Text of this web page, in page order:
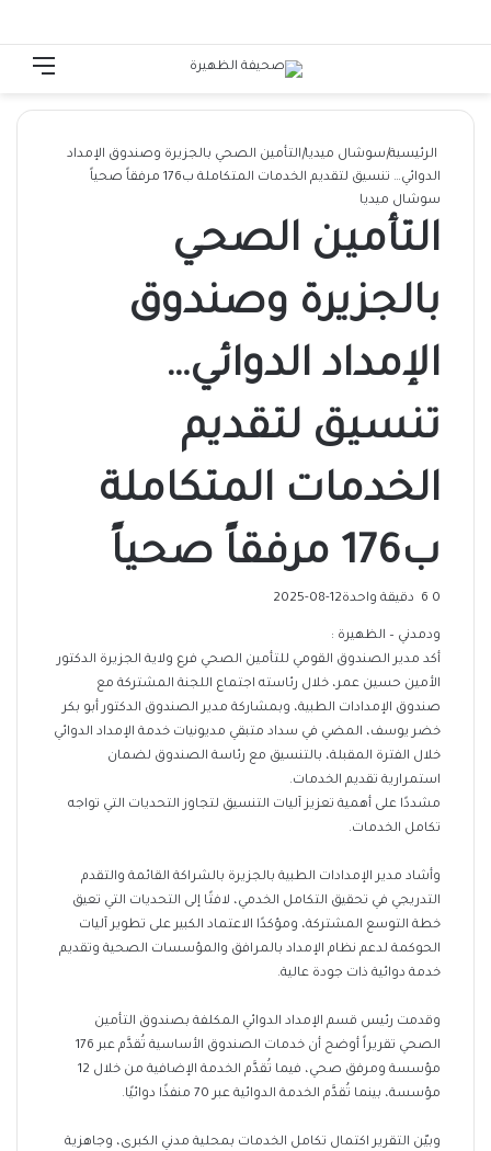
تسجيل الدخول
الرئيسية|سوشال ميديا|التأمين الصحي بالجزيرة وصندوق الإمداد
الدوائي… تنسيق لتقديم الخدمات المتكاملة ب176 مرفقاً صحياً
سوشال ميديا
التأمين الصحي
بالجزيرة وصندوق
الإمداد الدوائي…
تنسيق لتقديم
الخدمات المتكاملة
ب176 مرفقاً صحياً
2025-08-12 0 دقيقة واحدة
ودمدني – الظهيرة :
أكد مدير الصندوق القومي للتأمين الصحي فرع ولاية الجزيرة الدكتور
الأمين حسين عمر، خلال رئاسته اجتماع اللجنة المشتركة مع
صندوق الإمدادات الطبية، وبمشاركة مدير الصندوق الدكتور أبو بكر
خضر يوسف، المضي في سداد متبقي مديونيات خدمة الإمداد الدوائي
خلال الفترة المقبلة، بالتنسيق مع رئاسة الصندوق لضمان
استمرارية تقديم الخدمات.
مشددًا على أهمية تعزيز آليات التنسيق لتجاوز التحديات التي تواجه
تكامل الخدمات.
وأشاد مدير الإمدادات الطبية بالجزيرة بالشراكة القائمة والتقدم
التدريجي في تحقيق التكامل الخدمي، لافتًا إلى التحديات التي تعيق
خطة التوسع المشتركة، ومؤكدًا الاعتماد الكبير على تطوير آليات
الحوكمة لدعم نظام الإمداد بالمرافق والمؤسسات الصحية وتقديم
خدمة دوائية ذات جودة عالية.
وقدمت رئيس قسم الإمداد الدوائي المكلفة بصندوق التأمين
الصحي تقريراً أوضح أن خدمات الصندوق الأساسية تُقدَّم عبر 176
مؤسسة ومرفق صحي، فيما تُقدَّم الخدمة الإضافية من خلال 12
مؤسسة، بينما تُقدَّم الخدمة الدوائية عبر 70 منفذًا دوائيًا.
وبيّن التقرير اكتمال تكامل الخدمات بمحلية مدني الكبرى، وجاهزية